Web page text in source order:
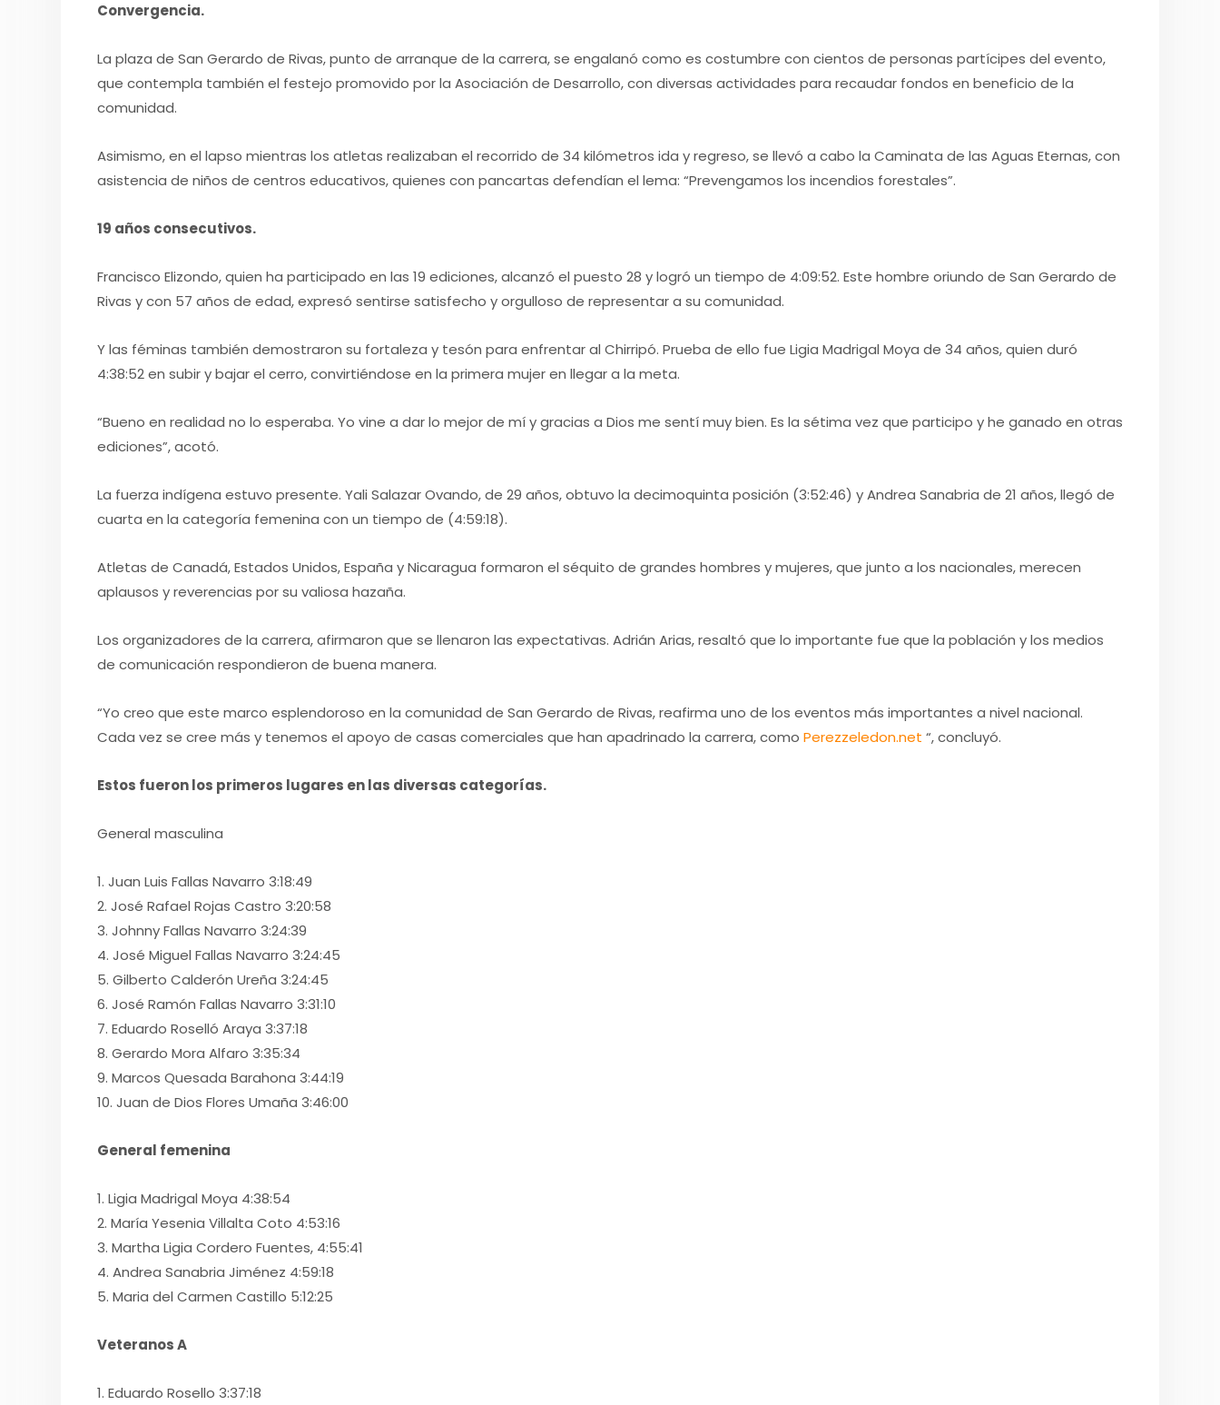
Convergencia.
La plaza de San Gerardo de Rivas, punto de arranque de la carrera, se engalanó como es costumbre con cientos de personas partícipes del evento,
que contempla también el festejo promovido por la Asociación de Desarrollo, con diversas actividades para recaudar fondos en beneficio de la
comunidad.
Asimismo, en el lapso mientras los atletas realizaban el recorrido de 34 kilómetros ida y regreso, se llevó a cabo la Caminata de las Aguas Eternas, con
asistencia de niños de centros educativos, quienes con pancartas defendían el lema: “Prevengamos los incendios forestales”.
19 años consecutivos.
Francisco Elizondo, quien ha participado en las 19 ediciones, alcanzó el puesto 28 y logró un tiempo de 4:09:52. Este hombre oriundo de San Gerardo de
Rivas y con 57 años de edad, expresó sentirse satisfecho y orgulloso de representar a su comunidad.
Y las féminas también demostraron su fortaleza y tesón para enfrentar al Chirripó. Prueba de ello fue Ligia Madrigal Moya de 34 años, quien duró
4:38:52 en subir y bajar el cerro, convirtiéndose en la primera mujer en llegar a la meta.
“Bueno en realidad no lo esperaba. Yo vine a dar lo mejor de mí y gracias a Dios me sentí muy bien. Es la sétima vez que participo y he ganado en otras
ediciones”, acotó.
La fuerza indígena estuvo presente. Yali Salazar Ovando, de 29 años, obtuvo la decimoquinta posición (3:52:46) y Andrea Sanabria de 21 años, llegó de
cuarta en la categoría femenina con un tiempo de (4:59:18).
Atletas de Canadá, Estados Unidos, España y Nicaragua formaron el séquito de grandes hombres y mujeres, que junto a los nacionales, merecen
aplausos y reverencias por su valiosa hazaña.
Los organizadores de la carrera, afirmaron que se llenaron las expectativas. Adrián Arias, resaltó que lo importante fue que la población y los medios
de comunicación respondieron de buena manera.
“Yo creo que este marco esplendoroso en la comunidad de San Gerardo de Rivas, reafirma uno de los eventos más importantes a nivel nacional.
Cada vez se cree más y tenemos el apoyo de casas comerciales que han apadrinado la carrera, como Perezzeledon.net “, concluyó.
Estos fueron los primeros lugares en las diversas categorías.
General masculina
1. Juan Luis Fallas Navarro 3:18:49
2. José Rafael Rojas Castro 3:20:58
3. Johnny Fallas Navarro 3:24:39
4. José Miguel Fallas Navarro 3:24:45
5. Gilberto Calderón Ureña 3:24:45
6. José Ramón Fallas Navarro 3:31:10
7. Eduardo Roselló Araya 3:37:18
8. Gerardo Mora Alfaro 3:35:34
9. Marcos Quesada Barahona 3:44:19
10. Juan de Dios Flores Umaña 3:46:00
General femenina
1. Ligia Madrigal Moya 4:38:54
2. María Yesenia Villalta Coto 4:53:16
3. Martha Ligia Cordero Fuentes, 4:55:41
4. Andrea Sanabria Jiménez 4:59:18
5. Maria del Carmen Castillo 5:12:25
Veteranos A
1. Eduardo Rosello 3:37:18